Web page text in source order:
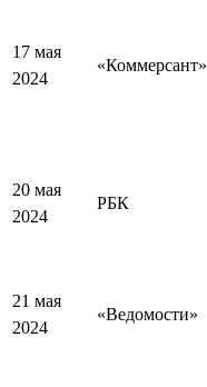
17 мая
2024
«Коммерсант»
20 мая
2024
РБК
21 мая
2024
«Ведомости»